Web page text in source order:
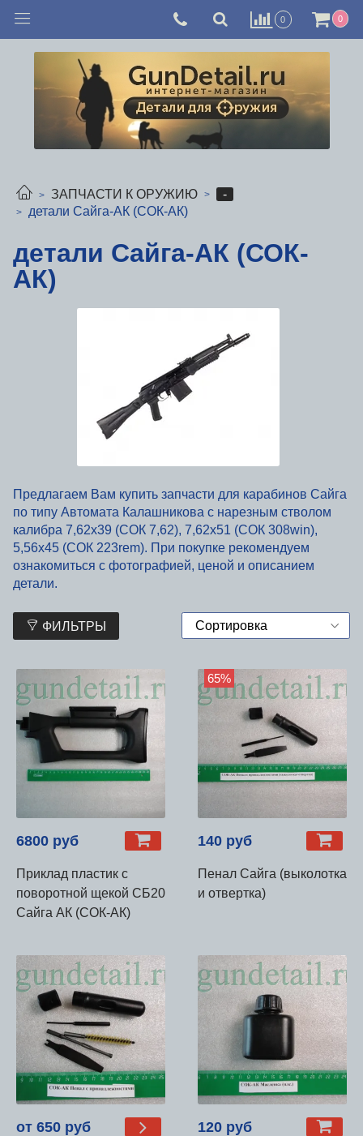
0 0
ЗАПЧАСТИ К ОРУЖИЮ
-
детали Сайга-АК (СОК-АК)
детали Сайга-АК (СОК-
АК)
Предлагаем Вам купить запчасти для карабинов Сайга
по типу Автомата Калашникова с нарезным стволом
калибра 7,62х39 (СОК 7,62), 7,62х51 (СОК 308win),
5,56х45 (СОК 223rem). При покупке рекомендуем
ознакомиться с фотографией, ценой и описанием
детали.
ФИЛЬТРЫ
6800 руб
Приклад пластик с
поворотной щекой СБ20
Сайга АК (СОК-АК)
65%
140 руб
Пенал Сайга (выколотка
и отвертка)
от 650 руб 120 руб